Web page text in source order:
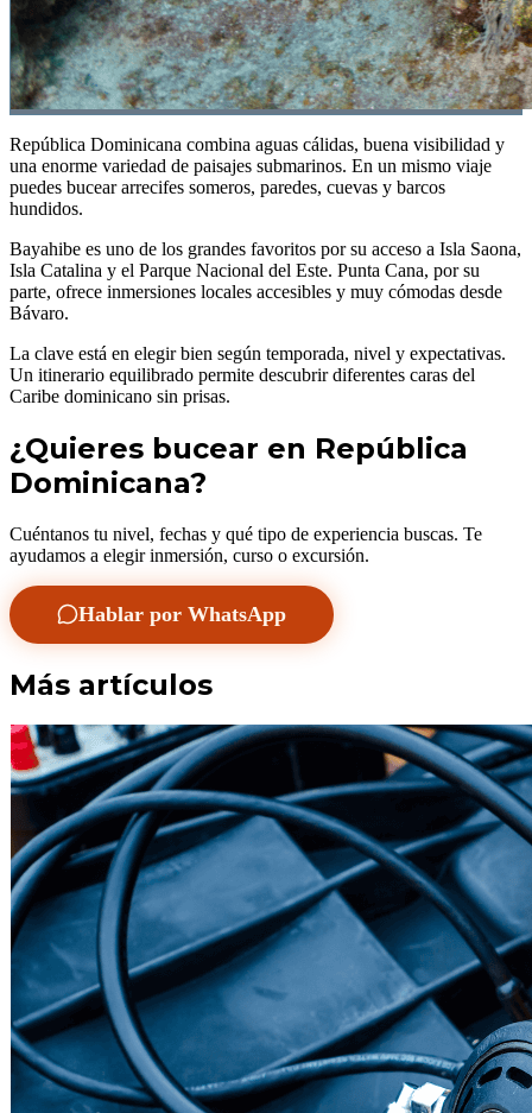
República Dominicana combina aguas cálidas, buena visibilidad y
una enorme variedad de paisajes submarinos. En un mismo viaje
puedes bucear arrecifes someros, paredes, cuevas y barcos
hundidos.
Bayahibe es uno de los grandes favoritos por su acceso a Isla Saona,
Isla Catalina y el Parque Nacional del Este. Punta Cana, por su
parte, ofrece inmersiones locales accesibles y muy cómodas desde
Bávaro.
La clave está en elegir bien según temporada, nivel y expectativas.
Un itinerario equilibrado permite descubrir diferentes caras del
Caribe dominicano sin prisas.
¿Quieres bucear en República
Dominicana?
Cuéntanos tu nivel, fechas y qué tipo de experiencia buscas. Te
ayudamos a elegir inmersión, curso o excursión.
Hablar por WhatsApp
Más artículos